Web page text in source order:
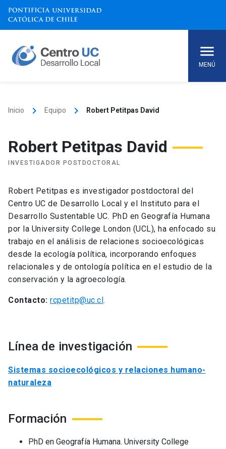
Skip
content
MENÚ
Inicio keyboard_arrow_right Equipo keyboard_arrow_right Robert Petitpas David
Robert Petitpas David
INVESTIGADOR POSTDOCTORAL
Robert Petitpas es investigador postdoctoral del
Centro UC de Desarrollo Local y el Instituto para el
Desarrollo Sustentable UC. PhD en Geografía Humana
por la University College London (UCL), ha enfocado su
trabajo en el análisis de relaciones socioecológicas
desde la ecología política, incorporando enfoques
relacionales y de ontología política en el estudio de la
conservación y la agroecología.
Contacto: rcpetitp@uc.cl.
Línea de investigación
Sistemas socioecológicos y relaciones humano-
naturaleza
Formación
PhD en Geografía Humana. University College